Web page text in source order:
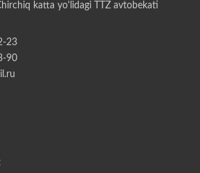
katta yo'lidagi TTZ avtobekati
23
90